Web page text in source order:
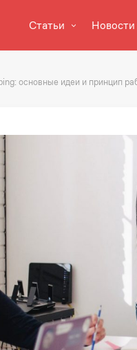
Статьи Новости
основные идеи и принцип